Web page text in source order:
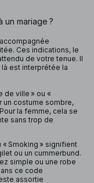
mariage ?
Ces indications, le
de votre tenue. Il
est interprétée la
de ville » ou «
un costume sombre,
la femme, cela se
sans trop de
« Smoking » signifient
ou un cummerbund.
simple ou une robe
ce code
assortie